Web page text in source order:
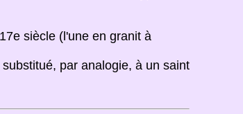
siècle (l'une en granit à
par analogie, à un saint